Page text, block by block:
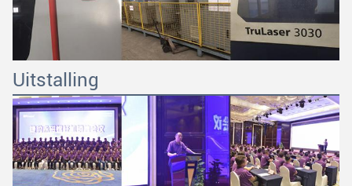
Uitstalling